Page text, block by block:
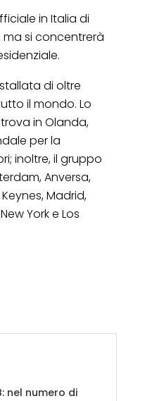
in Italia di
ma si concentrerà
di oltre
il mondo. Lo
in Olanda,
per la
inoltre, il gruppo
Anversa,
Madrid,
York e Los
nel numero di